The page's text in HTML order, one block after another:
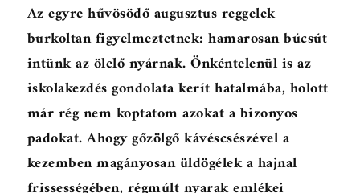
Az egyre hűvösödő augusztus reggelek
burkoltan figyelmeztetnek: hamarosan búcsút
intünk az ölelő nyárnak. Önkéntelenül is az
iskolakezdés gondolata kerít hatalmába, holott
már rég nem koptatom azokat a bizonyos
padokat. Ahogy gőzölgő kávéscsészével a
kezemben magányosan üldögélek a hajnal